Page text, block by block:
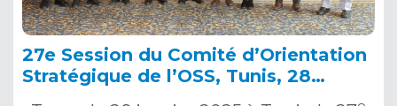
27e Session du Comité d’Orientation
Stratégique de l’OSS, Tunis, 28